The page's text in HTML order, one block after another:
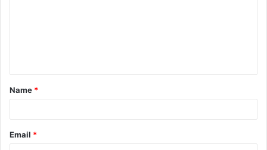
t
*
Name *
Email *